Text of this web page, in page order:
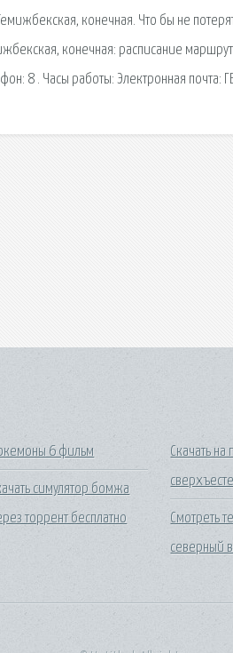
конечная. Что бы не
конечная: расписание
8 . Часы работы: Электронная почта:
6 фильм
симулятор бомжа
торрент бесплатно
Скачать на
Смотреть
северный